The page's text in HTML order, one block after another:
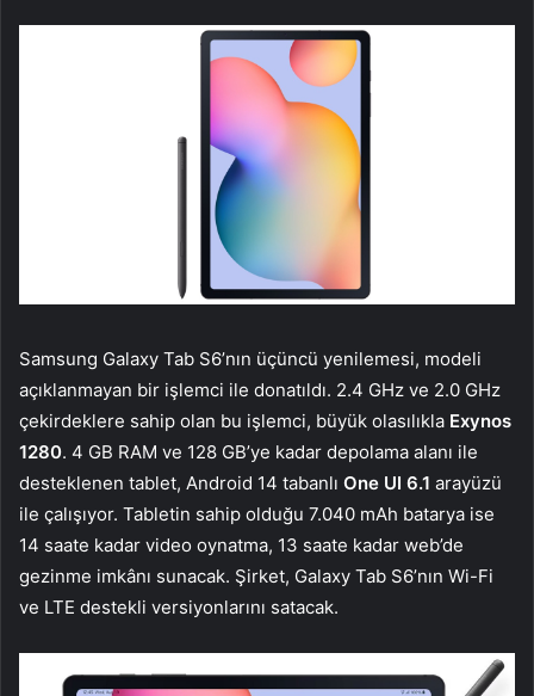
Samsung Galaxy Tab S6’nın üçüncü yenilemesi, modeli
açıklanmayan bir işlemci ile donatıldı. 2.4 GHz ve 2.0 GHz
çekirdeklere sahip olan bu işlemci, büyük olasılıkla Exynos
1280. 4 GB RAM ve 128 GB’ye kadar depolama alanı ile
desteklenen tablet, Android 14 tabanlı One UI 6.1 arayüzü
ile çalışıyor. Tabletin sahip olduğu 7.040 mAh batarya ise
14 saate kadar video oynatma, 13 saate kadar web’de
gezinme imkânı sunacak. Şirket, Galaxy Tab S6’nın Wi-Fi
ve LTE destekli versiyonlarını satacak.